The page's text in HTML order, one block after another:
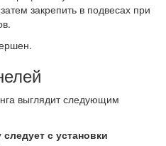
закрепить в подвесах при
выглядит следующим
с установки